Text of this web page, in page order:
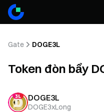
Gate DOGE3L
Token đòn bẩy
DOGE3L
DOGE3xLong